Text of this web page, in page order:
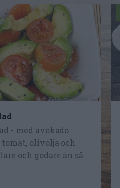
- med avokado
olivolja och
och godare än så